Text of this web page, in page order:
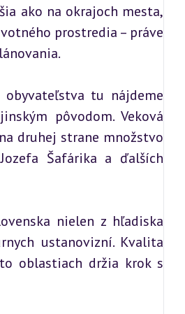
ako na okrajoch mesta,
prostredia – práve
tu nájdeme
pôvodom. Veková
druhej strane množstvo
Šafárika a ďalších
nielen z hľadiska
ustanovizní. Kvalita
oblastiach držia krok s